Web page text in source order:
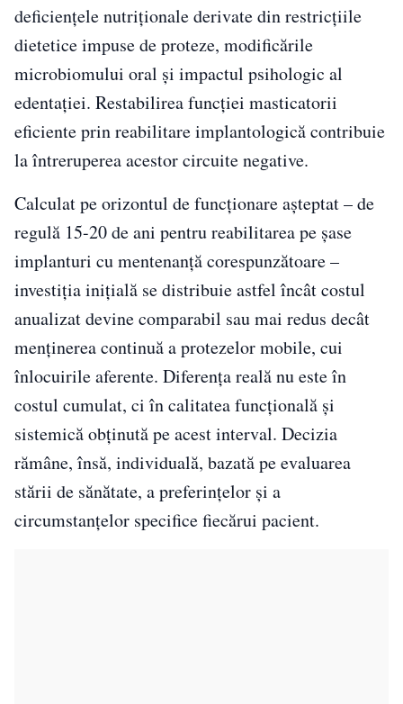
deficiențele nutriționale derivate din restricțiile
dietetice impuse de proteze, modificările
microbiomului oral și impactul psihologic al
edentației. Restabilirea funcției masticatorii
eficiente prin reabilitare implantologică contribuie
la întreruperea acestor circuite negative.
Calculat pe orizontul de funcționare așteptat – de
regulă 15-20 de ani pentru reabilitarea pe șase
implanturi cu mentenanță corespunzătoare –
investiția inițială se distribuie astfel încât costul
anualizat devine comparabil sau mai redus decât
menținerea continuă a protezelor mobile, cui
înlocuirile aferente. Diferența reală nu este în
costul cumulat, ci în calitatea funcțională și
sistemică obținută pe acest interval. Decizia
rămâne, însă, individuală, bazată pe evaluarea
stării de sănătate, a preferințelor și a
circumstanțelor specifice fiecărui pacient.